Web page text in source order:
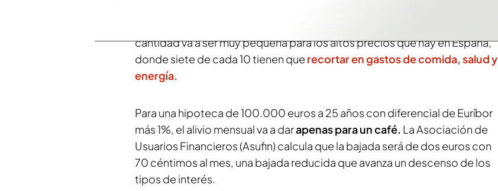
cantidad va a ser muy pequeña para los altos precios que hay en España,
donde siete de cada 10 tienen que recortar en gastos de comida, salud y
energía.
Para una hipoteca de 100.000 euros a 25 años con diferencial de Euríbor
más 1%, el alivio mensual va a darapenas para un café. La Asociación de
Usuarios Financieros (Asufin) calcula que la bajada será de dos euros con
70 céntimos al mes, una bajada reducida que avanza un descenso de los
tipos de interés.